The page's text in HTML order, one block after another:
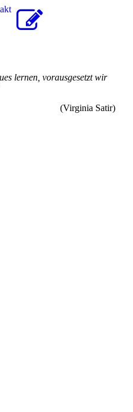
lernen, vorausgesetzt wir
(Virginia Satir)